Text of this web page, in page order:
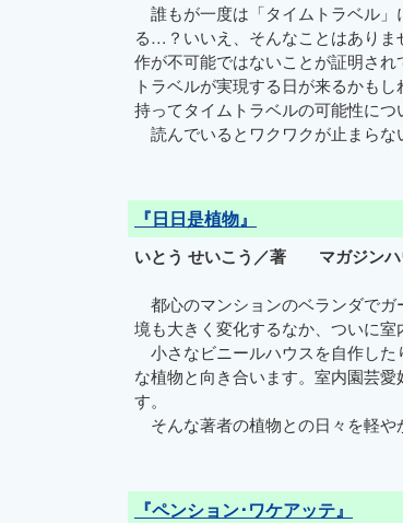
誰もが一度は「タイムトラベル」
る…？いいえ、そんなことはありま
作が不可能ではないことが証明さ
トラベルが実現する日が来るかも
持ってタイムトラベルの可能性につ
読んでいるとワクワクが止まらな
『日日是植物』
いとう せいこう／著 マガジンハ
都心のマンションのベランダでガ
境も大きく変化するなか、ついに
小さなビニールハウスを自作した
な植物と向き合います。室内園芸
す。
そんな著者の植物との日々を軽や
『ペンション･ワケアッテ』